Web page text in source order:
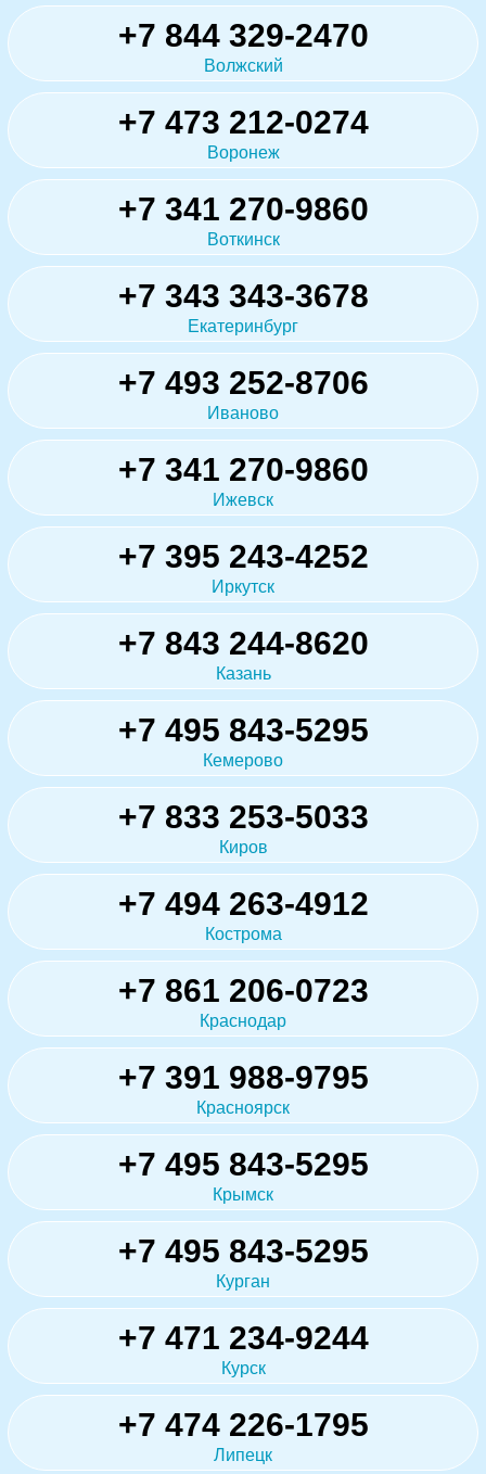
+7 844 329-2470
Волжский
+7 473 212-0274
Воронеж
+7 341 270-9860
Воткинск
+7 343 343-3678
Екатеринбург
+7 493 252-8706
Иваново
+7 341 270-9860
Ижевск
+7 395 243-4252
Иркутск
+7 843 244-8620
Казань
+7 495 843-5295
Кемерово
+7 833 253-5033
Киров
+7 494 263-4912
Кострома
+7 861 206-0723
Краснодар
+7 391 988-9795
Красноярск
+7 495 843-5295
Крымск
+7 495 843-5295
Курган
+7 471 234-9244
Курск
+7 474 226-1795
Липецк